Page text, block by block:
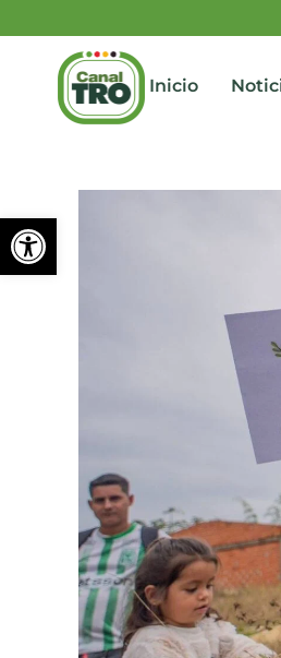
Abrir barra de
Inicio